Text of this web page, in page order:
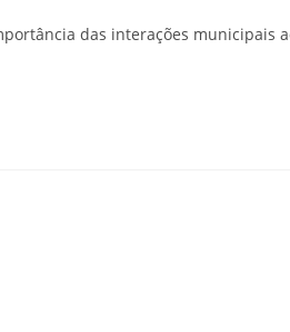
das interações municipais